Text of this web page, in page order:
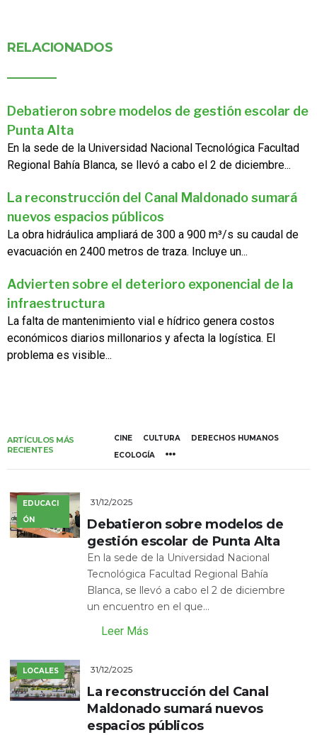
RELACIONADOS
Debatieron sobre modelos de gestión escolar de
Punta Alta
En la sede de la Universidad Nacional Tecnológica Facultad
Regional Bahía Blanca, se llevó a cabo el 2 de diciembre...
La reconstrucción del Canal Maldonado sumará
nuevos espacios públicos
La obra hidráulica ampliará de 300 a 900 m³/s su caudal de
evacuación en 2400 metros de traza. Incluye un...
Advierten sobre el deterioro exponencial de la
infraestructura
La falta de mantenimiento vial e hídrico genera costos
económicos diarios millonarios y afecta la logística. El
problema es visible...
ARTÍCULOS MÁS
RECIENTES
CINE CULTURA
DERECHOS HUMANOS
ECOLOGÍA
EDUCACI
ÓN
31/12/2025
Debatieron sobre modelos de
gestión escolar de Punta Alta
En la sede de la Universidad Nacional
Tecnológica Facultad Regional Bahía
Blanca, se llevó a cabo el 2 de diciembre
un encuentro en el que...
Leer Más
LOCALES 31/12/2025
La reconstrucción del Canal
Maldonado sumará nuevos
espacios públicos